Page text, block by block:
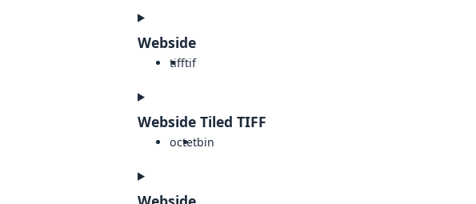
Webside
tifftif
Webside Tiled TIFF
octetbin